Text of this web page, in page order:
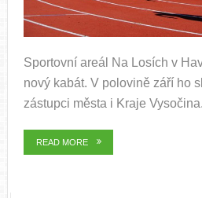
Sportovní areál Na Losích v
nový kabát. V polovině září ho
zástupci města i Kraje Vysočina.
READ MORE